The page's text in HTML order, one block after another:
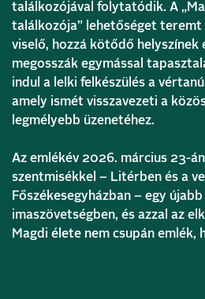
találkozójával folytatódik. A
találkozója” lehetőséget teremt
viselő, hozzá kötődő helyszínek
megosszák egymással
indul a lelki felkészülés a
amely ismét visszavezeti a
legmélyebb üzenetéhez.
Az emlékév 2026. március 23-
szentmisékkel – Litérben és a
Főszékesegyházban – egy
imaszövetségben, és azzal az
Magdi élete nem csupán emlék,